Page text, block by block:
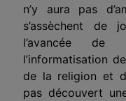
n’y aura pas
s’assèchent de
l’avancée
l’informatisation
de la religion et
pas découvert